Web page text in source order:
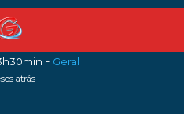
- Geral
atrás